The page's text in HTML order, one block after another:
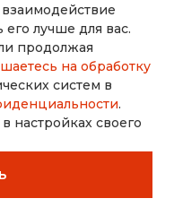
его лучше для вас.
продолжая
на обработку
систем в
.
настройках своего
rusdorznak@mail.ru
+7 (8452) 53-70-71